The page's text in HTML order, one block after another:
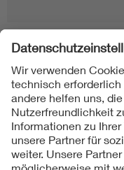
Folgen Sie uns